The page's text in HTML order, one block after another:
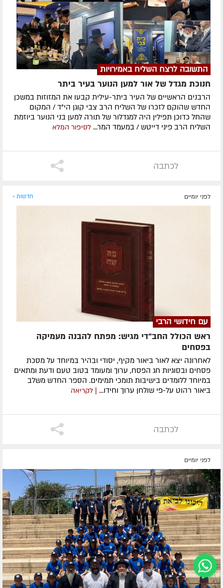
התשובה לרצח השליח באמירויות
חנוכת מגדל של אור למען הנוער בעיר ביתר
הרבנים הראשיים של העיר ביתר-עילית קבעו את המזוזות במשכן
החדש שהוקם לזכרו של השליח הרב צבי קוגן הי"ד / המקום
שהחל כדוכן תפילין היה למגדלור של תורה למען בני הנוער ביוזמת
השליח הרב פיני דייטש / במעמד המר... לסיפור המלא
לכתבה
לפני יומיים חדשות »
עם חידושי הרבי
ראש הכולל החב"די מגיש: מפתח להבנה מעמיקה
בפסחים
לאחרונה ​יצא לאור ביאור מקיף, יסודי ובהיר במיוחד על מסכת
פסחים ובסוגיות חג הפסח, ערוך ומעומד בטוב טעם ודעת ומתאים
במיוחד ללומדים בישיבות תומכי תמימים. ​הספר החדש משלב
ביאור רהוט על-פי שולחן ערוך וחידו... | לקריאה
לכתבה
לפני יומיים